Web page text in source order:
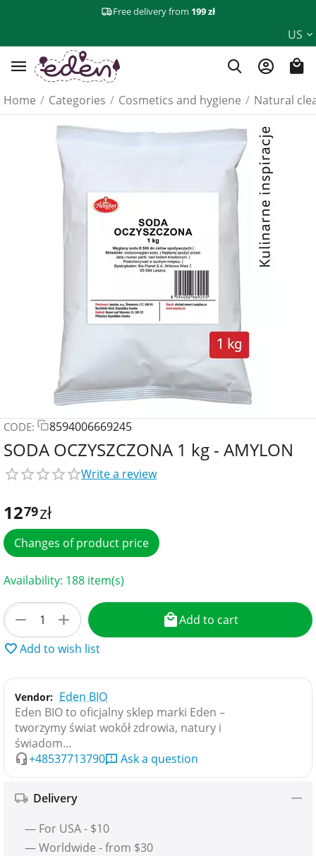
Free delivery from 199 zł
US
Home / Categories / Cosmetics and hygiene / Natural
CODE: 8594006669245
SODA OCZYSZCZONA 1 kg - AMYLON
Write a review
1279zł
Changes of product price
Availability: 188 item(s)
+
−
Add to cart
Add to wish list
Vendor: Eden BIO
Eden BIO to oficjalny sklep marki Eden –
tworzymy świat wokół zdrowia, natury i
świadom...
+48537713790
Ask a question
Delivery
— For USA - $10
— Worldwide - from $30